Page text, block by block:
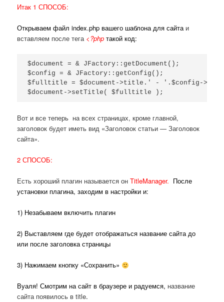
Итак 1 СПОСОБ:
Открываем файл index.php вашего шаблона для сайта и
вставляем после тега <?php такой код:
$document = & JFactory::getDocument();
$config = & JFactory::getConfig();
$fulltitle = $document->title.' - '.$config-
$document->setTitle( $fulltitle );
Вот и все теперь на всех страницах, кроме главной,
заголовок будет иметь вид «Заголовок статьи — Заголовок
сайта».
2 СПОСОБ:
Есть хороший плагин называется онTitleManager. После
установки плагина, заходим в настройки и:
1) Незабываем включить плагин
2) Выставляем где будет отображаться название сайта до
или после заголовка страницы
3) Нажимаем кнопку «Сохранить»
Вуаля! Смотрим на сайт в браузере и радуемся, название
сайта появилось в title.